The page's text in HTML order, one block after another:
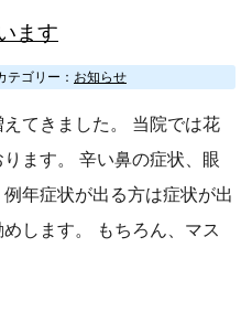
ます
テゴリー： お知らせ
てきました。 当院では花
ます。 辛い鼻の症状、眼
年症状が出る方は症状が出
します。 もちろん、マス